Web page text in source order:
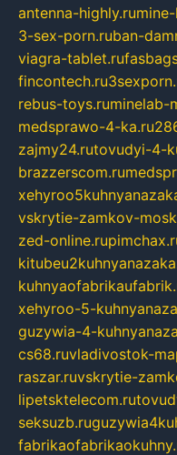
antenna-highly.ru
3-sex-porn.ruban-
viagra-tablet.ru
fincontech.ru
rebus-toys.ruminelab-
medsprawo-4-ka.ru
zajmy24.rutovudyi-4-
brazzerscom.ru
vskrytie-zamkov-
zed-online.ru
xehyroo-5-
guzywia-4-
cs68.ruvladivostok-
raszar.ruvskrytie-
lipetsktelecom.ru
seksuzb.ru